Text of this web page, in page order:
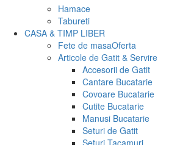
Hamace
Tabureti
CASA & TIMP LIBER
Fete de masaOferta
Articole de Gatit & Servire
Accesorii de Gatit
Cantare Bucatarie
Covoare Bucatarie
Cutite Bucatarie
Manusi Bucatarie
Seturi de Gatit
Seturi Tacamuri